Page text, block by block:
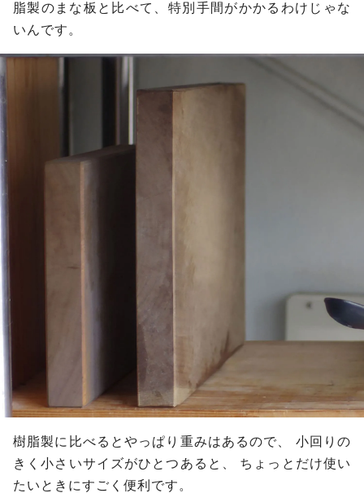
脂製のまな板と比べて、特別手間がかかるわけじゃな
いんです。
樹脂製に比べるとやっぱり重みはあるので、 小回りの
きく小さいサイズがひとつあると、 ちょっとだけ使い
たいときにすごく便利です。